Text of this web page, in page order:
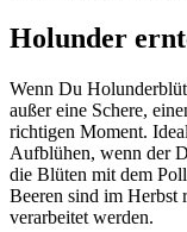
Holunder
Wenn Du
außer eine Schere,
richtigen Moment.
Aufblühen, wenn der
die Blüten mit dem
Beeren sind im Herbst
verarbeitet werden.